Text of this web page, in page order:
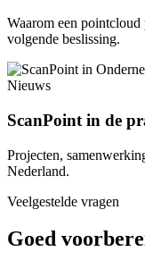
Waarom een
volgende beslissing.
Nieuws
ScanPoint in de
Projecten,
Nederland.
Veelgestelde vragen
Goed